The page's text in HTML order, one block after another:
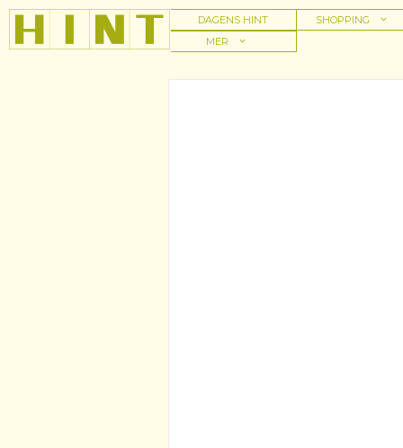
Hoppa
innehåll
DAGENS HINT
SHOPPING
MER